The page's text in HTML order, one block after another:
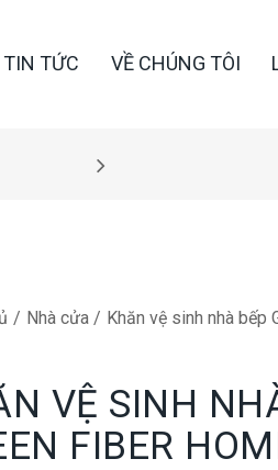
TIN TỨC VỀ CHÚNG TÔI
YOUR FIRST PURCHASE
Nhà cửa
Khăn vệ sinh nhà bếp
VỆ SINH
FIBER